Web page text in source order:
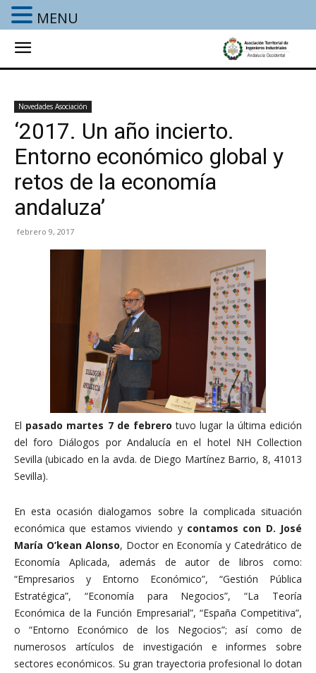
Novedades Asociación
‘2017. Un año incierto.
Entorno económico global y
retos de la economía
andaluza’
febrero 9, 2017
El pasado martes 7 de febrero tuvo lugar la última edición
del foro Diálogos por Andalucía en el hotel NH Collection
Sevilla (ubicado en la avda. de Diego Martínez Barrio, 8, 41013
Sevilla).
En esta ocasión dialogamos sobre la complicada situación
económica que estamos viviendo y contamos con D. José
María O’kean Alonso, Doctor en Economía y Catedrático de
Economía Aplicada, además de autor de libros como:
“Empresarios y Entorno Económico”, “Gestión Pública
Estratégica”, “Economía para Negocios”, “La Teoría
Económica de la Función Empresarial”, “España Competitiva”,
o “Entorno Económico de los Negocios”; así como de
numerosos artículos de investigación e informes sobre
sectores económicos. Su gran trayectoria profesional lo dotan
MENU